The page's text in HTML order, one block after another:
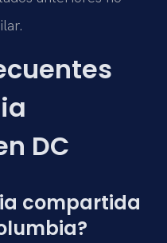
DC
compartida